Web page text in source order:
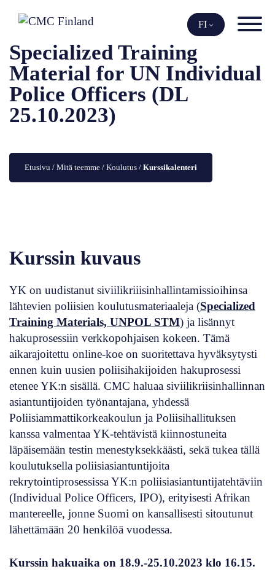
sisältöön
FI
Specialized Training
Material for UN Individual
Police Officers (DL
25.10.2023)
Etusivu / Mitä teemme / Koulutus / Kurssikalenteri
Kurssin kuvaus
YK on uudistanut siviilikriiisinhallintamissioihinsa
lähtevien poliisien koulutusmateriaaleja (Specialized
Training Materials, UNPOL STM) ja lisännyt
hakuprosessiin verkkopohjaisen kokeen. Tämä
aikarajoitettu online-koe on suoritettava hyväksytysti
ennen kuin uusien poliisihakijoiden hakuprosessi
etenee YK:n sisällä. CMC haluaa siviilikriisinhallinnan
asiantuntijoiden työnantajana, yhdessä
Poliisiammattikorkeakoulun ja Poliisihallituksen
kanssa valmentaa YK-tehtävistä kiinnostuneita
läpäisemään testin menestyksekkäästi, sekä tukea tällä
koulutuksella poliisiasiantuntijoita
rekrytointiprosessissa YK:n poliisiasiantuntijatehtäviin
(Individual Police Officers, IPO), erityisesti Afrikan
mantereelle, jonne Suomi on kansallisesti sitoutunut
lähettämään 20 henkilöä vuodessa.
Kurssin hakuaika on 18.9.-25.10.2023 klo 16.15.